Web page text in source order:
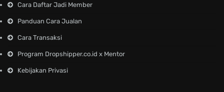
Cara Daftar Jadi Member
Panduan Cara Jualan
Cara Transaksi
Program Dropshipper.co.id x Mentor
Kebijakan Privasi